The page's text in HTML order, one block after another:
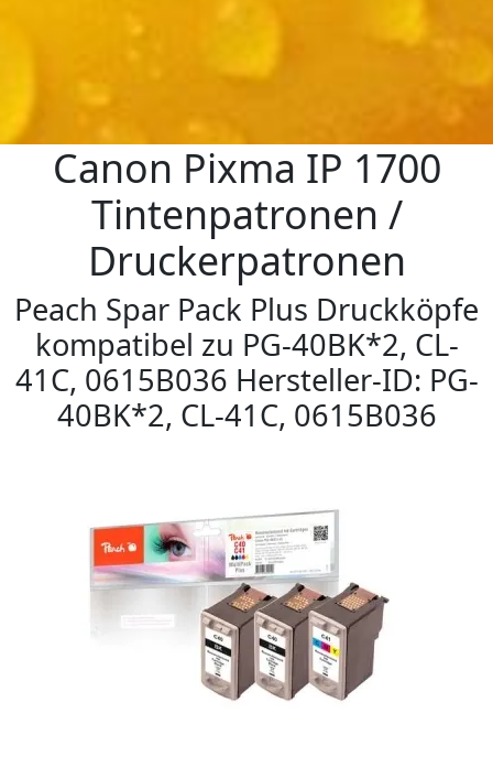
Canon Pixma IP 1700
Tintenpatronen /
Druckerpatronen
Peach Spar Pack Plus Druckköpfe
kompatibel zu PG-40BK*2, CL-
41C, 0615B036 Hersteller-ID: PG-
40BK*2, CL-41C, 0615B036